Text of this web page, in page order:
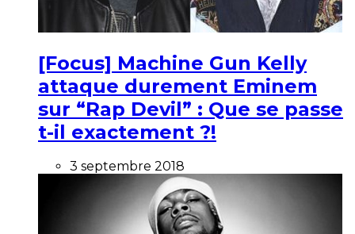
[Focus] Machine Gun Kelly
attaque durement Eminem
sur “Rap Devil” : Que se passe
t-il exactement ?!
3 septembre 2018